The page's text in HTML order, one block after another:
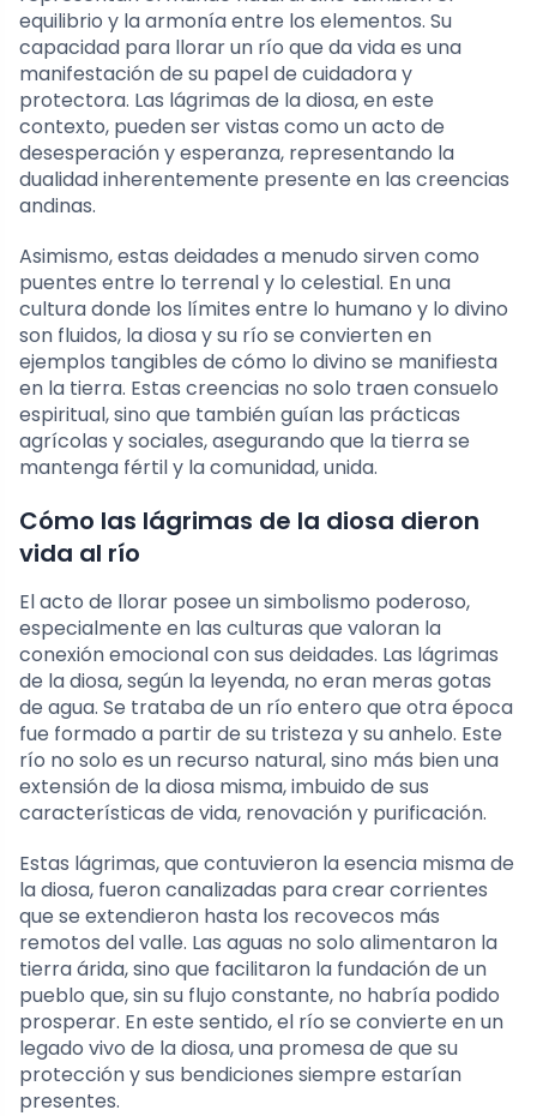
equilibrio y la armonía entre los elementos. Su
capacidad para llorar un río que da vida es una
manifestación de su papel de cuidadora y
protectora. Las lágrimas de la diosa, en este
contexto, pueden ser vistas como un acto de
desesperación y esperanza, representando la
dualidad inherentemente presente en las creencias
andinas.
Asimismo, estas deidades a menudo sirven como
puentes entre lo terrenal y lo celestial. En una
cultura donde los límites entre lo humano y lo divino
son fluidos, la diosa y su río se convierten en
ejemplos tangibles de cómo lo divino se manifiesta
en la tierra. Estas creencias no solo traen consuelo
espiritual, sino que también guían las prácticas
agrícolas y sociales, asegurando que la tierra se
mantenga fértil y la comunidad, unida.
Cómo las lágrimas de la diosa dieron
vida al río
El acto de llorar posee un simbolismo poderoso,
especialmente en las culturas que valoran la
conexión emocional con sus deidades. Las lágrimas
de la diosa, según la leyenda, no eran meras gotas
de agua. Se trataba de un río entero que otra época
fue formado a partir de su tristeza y su anhelo. Este
río no solo es un recurso natural, sino más bien una
extensión de la diosa misma, imbuido de sus
características de vida, renovación y purificación.
Estas lágrimas, que contuvieron la esencia misma de
la diosa, fueron canalizadas para crear corrientes
que se extendieron hasta los recovecos más
remotos del valle. Las aguas no solo alimentaron la
tierra árida, sino que facilitaron la fundación de un
pueblo que, sin su flujo constante, no habría podido
prosperar. En este sentido, el río se convierte en un
legado vivo de la diosa, una promesa de que su
protección y sus bendiciones siempre estarían
presentes.